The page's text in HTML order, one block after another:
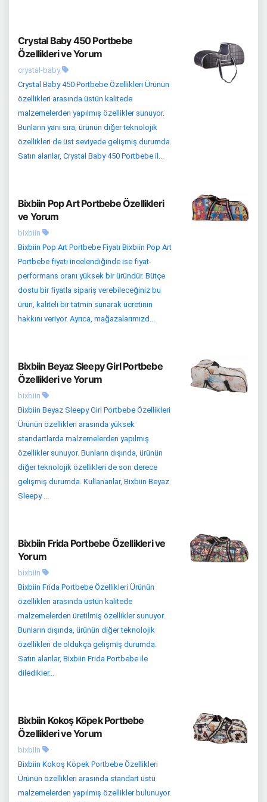
Crystal Baby 450 Portbebe
Özellikleri ve Yorum
crystal-baby
Crystal Baby 450 Portbebe Özellikleri Ürünün
özellikleri arasında üstün kalitede
malzemelerden yapılmış özellikler sunuyor.
Bunların yanı sıra, ürünün diğer teknolojik
özellikleri de üst seviyede gelişmiş durumda.
Satın alanlar, Crystal Baby 450 Portbebe il...
Bixbiin Pop Art Portbebe Özellikleri
ve Yorum
bixbiin
Bixbiin Pop Art Portbebe Fiyatı Bixbiin Pop Art
Portbebe fiyatı incelendiğinde ise fiyat-
performans oranı yüksek bir üründür. Bütçe
dostu bir fiyatla sipariş verebileceğiniz bu
ürün, kaliteli bir tatmin sunarak ücretinin
hakkını veriyor. Ayrıca, mağazalarımızd...
Bixbiin Beyaz Sleepy Girl Portbebe
Özellikleri ve Yorum
bixbiin
Bixbiin Beyaz Sleepy Girl Portbebe Özellikleri
Ürünün özellikleri arasında yüksek
standartlarda malzemelerden yapılmış
özellikler sunuyor. Bunların dışında, ürünün
diğer teknolojik özellikleri de son derece
gelişmiş durumda. Kullananlar, Bixbiin Beyaz
Sleepy ...
Bixbiin Frida Portbebe Özellikleri ve
Yorum
bixbiin
Bixbiin Frida Portbebe Özellikleri Ürünün
özellikleri arasında üstün kalitede
malzemelerden üretilmiş özellikler sunuyor.
Bunların dışında, ürünün diğer teknolojik
özellikleri de oldukça gelişmiş durumda.
Satın alanlar, Bixbiin Frida Portbebe ile
diledikler...
Bixbiin Kokoş Köpek Portbebe
Özellikleri ve Yorum
bixbiin
Bixbiin Kokoş Köpek Portbebe Özellikleri
Ürünün özellikleri arasında standart üstü
malzemelerden yapılmış özellikler bulunuyor.